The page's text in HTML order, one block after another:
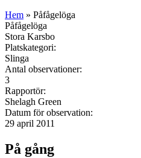
Hem » Påfågelöga
Påfågelöga
Stora Karsbo
Platskategori:
Slinga
Antal observationer:
3
Rapportör:
Shelagh Green
Datum för observation:
29 april 2011
På gång